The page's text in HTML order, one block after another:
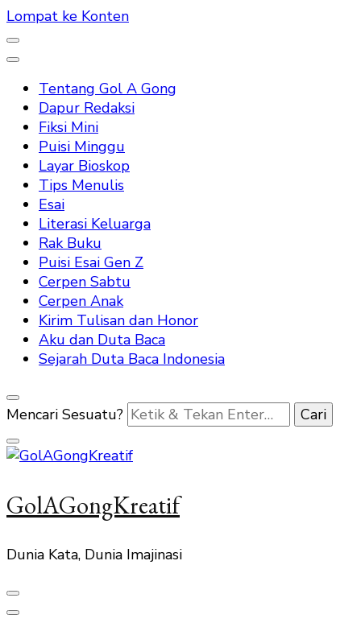
Lompat ke Konten
Tentang Gol A Gong
Dapur Redaksi
Fiksi Mini
Puisi Minggu
Layar Bioskop
Tips Menulis
Esai
Literasi Keluarga
Rak Buku
Puisi Esai Gen Z
Cerpen Sabtu
Cerpen Anak
Kirim Tulisan dan Honor
Aku dan Duta Baca
Sejarah Duta Baca Indonesia
Mencari Sesuatu?
GolAGongKreatif
Dunia Kata, Dunia Imajinasi